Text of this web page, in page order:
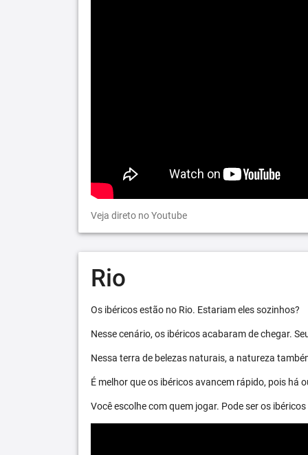
Veja direto no Youtube
Rio
Os ibéricos estão no Rio. Estariam eles sozinhos?
Nesse cenário, os ibéricos acabaram de chegar.
Nessa terra de belezas naturais, a natureza
É melhor que os ibéricos avancem rápido, pois há
Você escolhe com quem jogar. Pode ser os